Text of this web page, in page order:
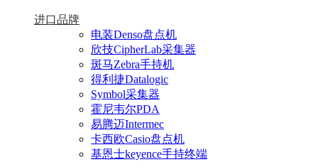
进口品牌
电装Denso盘点机
欣技CipherLab采集器
斑马Zebra手持机
得利捷Datalogic
Symbol采集器
霍尼韦尔PDA
易腾迈Intermec
卡西欧Casio盘点机
基恩士keyence手持终端